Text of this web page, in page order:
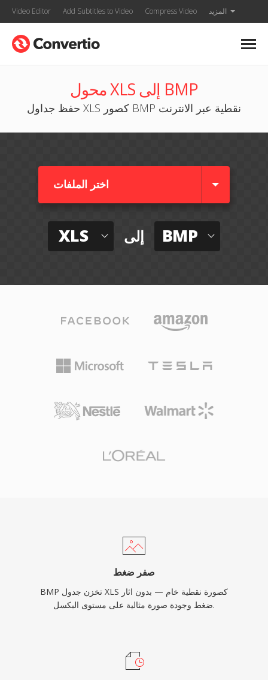
Video Editor Add Subtitles to Video Compress Video المزيد
محول XLS إلى BMP
حفظ جداول XLS كصور BMP نقطية عبر الانترنت
اختر الملفات
XLS إلى BMP
صفر ضغط
BMP تخزن جدول XLS كصورة نقطية خام — بدون اثار
ضغط وجودة صورة مثالية على مستوى البكسل.